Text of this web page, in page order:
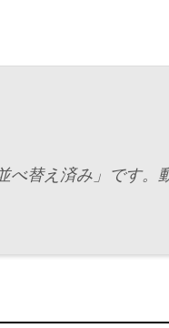
替え済み」です。